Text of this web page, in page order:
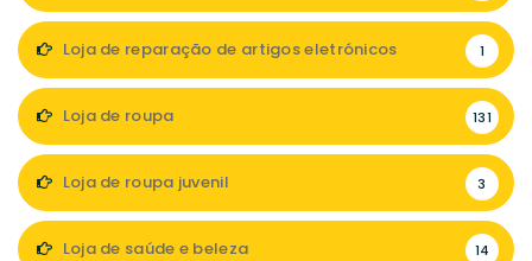
Loja de reparação de artigos eletrónicos 1
Loja de roupa 131
Loja de roupa juvenil 3
Loja de saúde e beleza 14